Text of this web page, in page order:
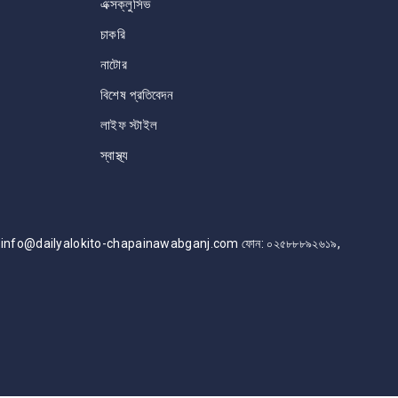
এক্সক্লুসিভ
চাকরি
নাটোর
বিশেষ প্রতিবেদন
লাইফ স্টাইল
স্বাস্থ্য
chapainawabganj.com ফোন: ০২৫৮৮৮৯২৬১৯,